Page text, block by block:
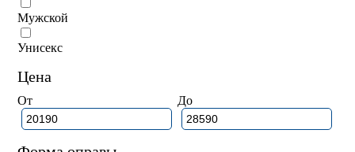
Мужской
Унисекс
Цена
От До